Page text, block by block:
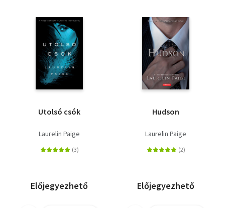
Utolsó csók
Laurelin Paige
Előjegyezhető
Hudson
Laurelin Paige
Előjegyezhető